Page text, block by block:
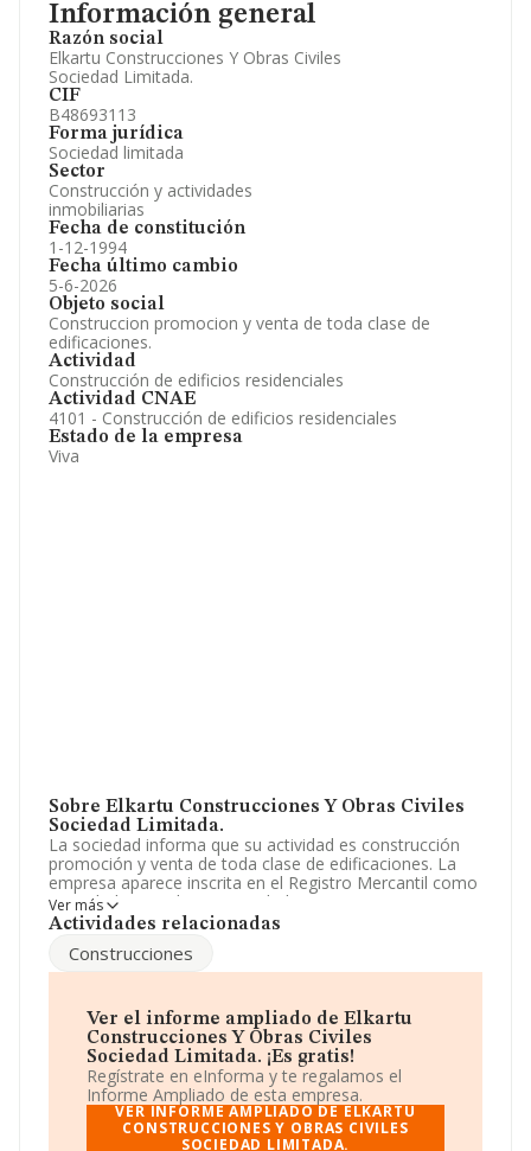
Información general
Razón social
Elkartu Construcciones Y Obras Civiles
Sociedad Limitada.
CIF
B48693113
Forma jurídica
Sociedad limitada
Sector
Construcción y actividades
inmobiliarias
Fecha de constitución
1-12-1994
Fecha último cambio
5-6-2026
Objeto social
Construccion promocion y venta de toda clase de
edificaciones.
Actividad
Construcción de edificios residenciales
Actividad CNAE
4101 - Construcción de edificios residenciales
Estado de la empresa
Viva
Sobre Elkartu Construcciones Y Obras Civiles
Sociedad Limitada.
La sociedad informa que su actividad es construcción
promoción y venta de toda clase de edificaciones. La
empresa aparece inscrita en el Registro Mercantil como
Sociedad Limitada. Su actividad CNAE es '%cnae%' con
código 4101. No realiza actividad de importación y/o
Acerca de la información en los distintos rankings: en
pasando a ocupar la posición 15.761, frente a la 13.141
del año anterior. En el ranking del sector, delante de la
empresa están compañías como, por ejemplo:
Reformalia S.Ly Tabiqueria Seca Andres Cella S.L
algunas de las empresas que están por debajo en el
ranking de sectores sonBest Reformas Dani S.Ly
Fesara S.L. En el ranking nacional, ha caído pasando de
Ver más
Actividades relacionadas
Construcciones
Ver el informe ampliado de Elkartu
Construcciones Y Obras Civiles
Sociedad Limitada. ¡Es gratis!
Regístrate en eInforma y te regalamos el
Informe Ampliado de esta empresa.
VER INFORME AMPLIADO DE ELKARTU
CONSTRUCCIONES Y OBRAS CIVILES
SOCIEDAD LIMITADA.
Artículos de prensa publicados sobre la empresa.
Información oficial y registral complementaria.